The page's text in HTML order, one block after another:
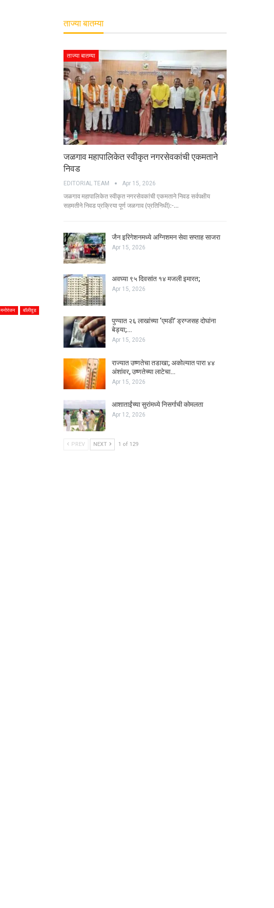
मनोरंजन बॉलीवूड
ताज्या बातम्या
ताज्या बातम्या
जळगाव महापालिकेत स्वीकृत नगरसेवकांची एकमताने
निवड
EDITORIAL TEAM Apr 15, 2026
जळगाव महापालिकेत स्वीकृत नगरसेवकांची एकमताने निवड सर्वपक्षीय
सहमतीने निवड प्रक्रिया पूर्ण जळगाव (प्रतिनिधी):-…
जैन इरिगेशनमध्ये अग्निशमन सेवा सप्ताह साजरा
Apr 15, 2026
अवघ्या ९५ दिवसांत १४ मजली इमारत;
Apr 15, 2026
पुण्यात २६ लाखांच्या ‘एमडी’ ड्रग्जसह दोघांना
बेड्या;…
Apr 15, 2026
राज्यात उष्णतेचा तडाखा; अकोल्यात पारा ४४
अंशांवर, उष्णतेच्या लाटेचा…
Apr 15, 2026
आशाताईंच्या सुरांमध्ये निसर्गाची कोमलता
Apr 12, 2026
PREV NEXT 1 of 129